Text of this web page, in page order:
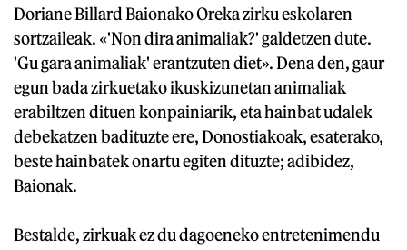
Doriane Billard Baionako Oreka zirku eskolaren
sortzaileak. «'Non dira animaliak?' galdetzen dute.
'Gu gara animaliak' erantzuten diet». Dena den, gaur
egun bada zirkuetako ikuskizunetan animaliak
erabiltzen dituen konpainiarik, eta hainbat udalek
debekatzen badituzte ere, Donostiakoak, esaterako,
beste hainbatek onartu egiten dituzte; adibidez,
Baionak.
Bestalde, zirkuak ez du dagoeneko entretenimendu